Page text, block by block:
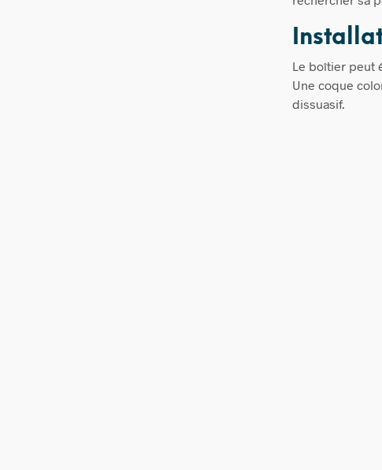
Le boîtier peut
Une coque
dissuasif.